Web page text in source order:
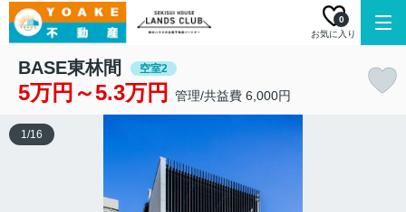
お気に入り
0
BASE東林間 空室2
5万円～5.3万円 管理/共益費 6,000円
1/16